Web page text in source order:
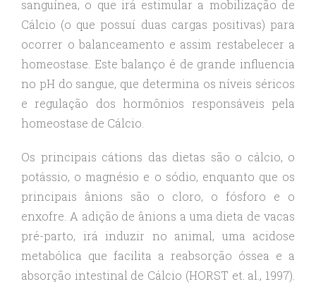
sanguínea, o que irá estimular a mobilização de
Cálcio (o que possuí duas cargas positivas) para
ocorrer o balanceamento e assim restabelecer a
homeostase. Este balanço é de grande influencia
no pH do sangue, que determina os níveis séricos
e regulação dos hormônios responsáveis pela
homeostase de Cálcio.
Os principais cátions das dietas são o cálcio, o
potássio, o magnésio e o sódio, enquanto que os
principais ânions são o cloro, o fósforo e o
enxofre. A adição de ânions a uma dieta de vacas
pré-parto, irá induzir no animal, uma acidose
metabólica que facilita a reabsorção óssea e a
absorção intestinal de Cálcio (HORST et. al., 1997).